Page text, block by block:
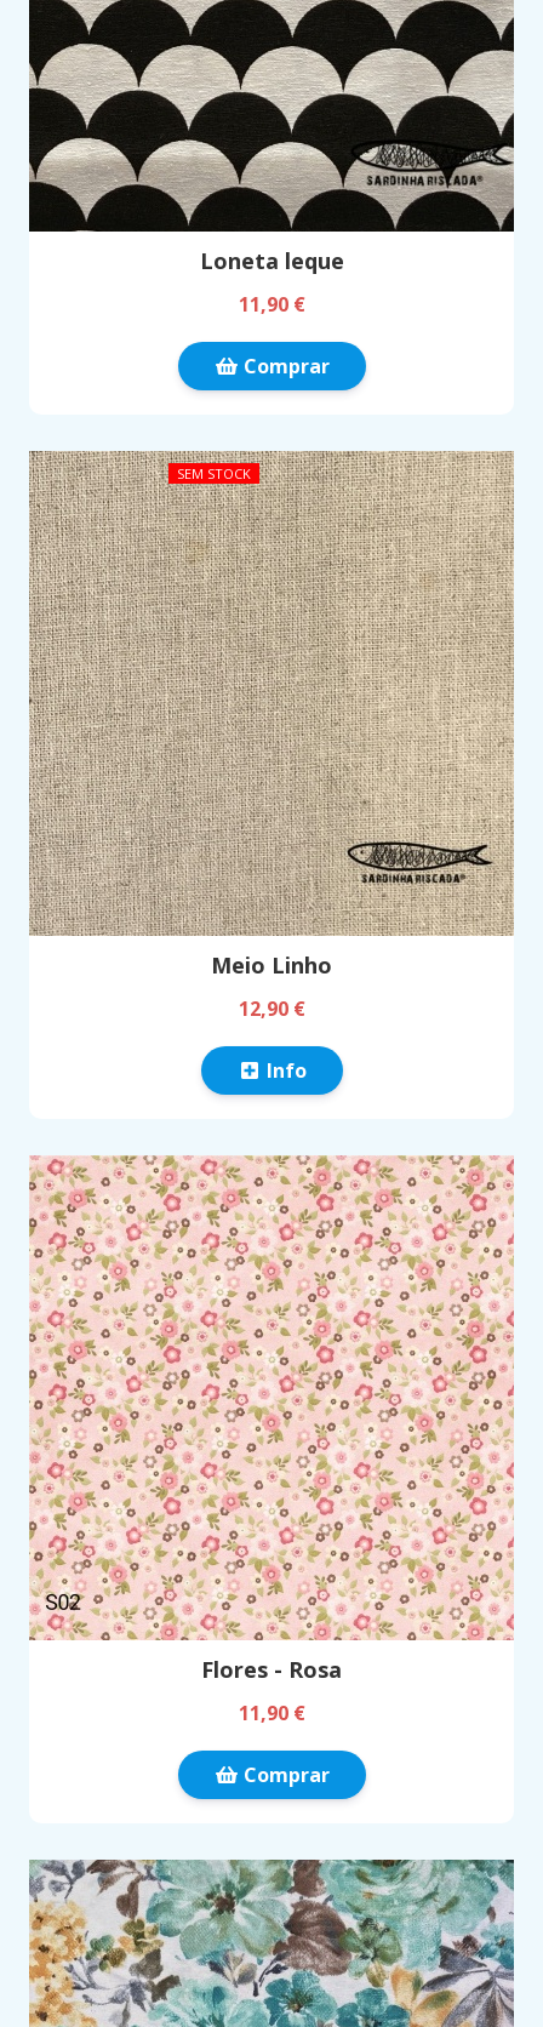
Loneta leque
11,90 €
Comprar
SEM STOCK
Meio Linho
12,90 €
Info
Flores - Rosa
11,90 €
Comprar